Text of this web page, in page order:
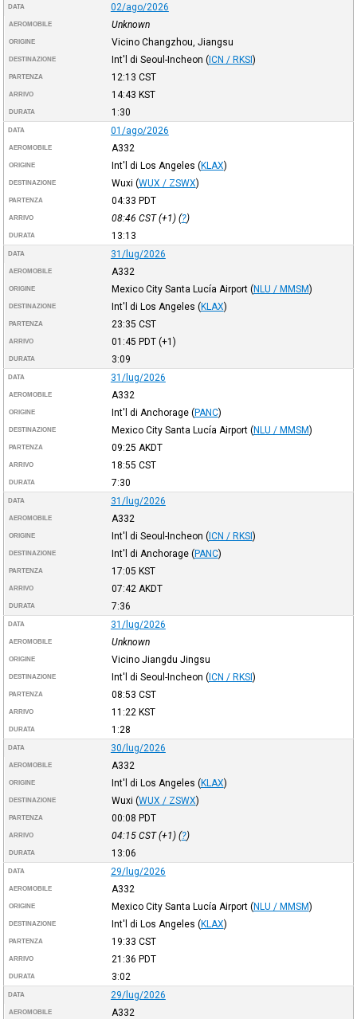
DATA 02/ago/2026
AEROMOBILE Unknown
ORIGINE Vicino Changzhou, Jiangsu
DESTINAZIONE Int'l di Seoul-Incheon (ICN / RKSI)
PARTENZA 12:13 CST
ARRIVO 14:43 KST
DURATA 1:30
DATA 01/ago/2026
AEROMOBILE A332
ORIGINE Int'l di Los Angeles (KLAX)
DESTINAZIONE Wuxi (WUX / ZSWX)
PARTENZA 04:33 PDT
ARRIVO 08:46 CST(+1) (?)
DURATA 13:13
DATA 31/lug/2026
AEROMOBILE A332
ORIGINE Mexico City Santa Lucía Airport (NLU / MMSM)
DESTINAZIONE Int'l di Los Angeles (KLAX)
PARTENZA 23:35 CST
ARRIVO 01:45 PDT(+1)
DURATA 3:09
DATA 31/lug/2026
AEROMOBILE A332
ORIGINE Int'l di Anchorage (PANC)
DESTINAZIONE Mexico City Santa Lucía Airport (NLU / MMSM)
PARTENZA 09:25 AKDT
ARRIVO 18:55 CST
DURATA 7:30
DATA 31/lug/2026
AEROMOBILE A332
ORIGINE Int'l di Seoul-Incheon (ICN / RKSI)
DESTINAZIONE Int'l di Anchorage (PANC)
PARTENZA 17:05 KST
ARRIVO 07:42 AKDT
DURATA 7:36
DATA 31/lug/2026
AEROMOBILE Unknown
ORIGINE Vicino Jiangdu Jingsu
DESTINAZIONE Int'l di Seoul-Incheon (ICN / RKSI)
PARTENZA 08:53 CST
ARRIVO 11:22 KST
DURATA 1:28
DATA 30/lug/2026
AEROMOBILE A332
ORIGINE Int'l di Los Angeles (KLAX)
DESTINAZIONE Wuxi (WUX / ZSWX)
PARTENZA 00:08 PDT
ARRIVO 04:15 CST(+1) (?)
DURATA 13:06
DATA 29/lug/2026
AEROMOBILE A332
ORIGINE Mexico City Santa Lucía Airport (NLU / MMSM)
DESTINAZIONE Int'l di Los Angeles (KLAX)
PARTENZA 19:33 CST
ARRIVO 21:36 PDT
DURATA 3:02
DATA 29/lug/2026
AEROMOBILE A332